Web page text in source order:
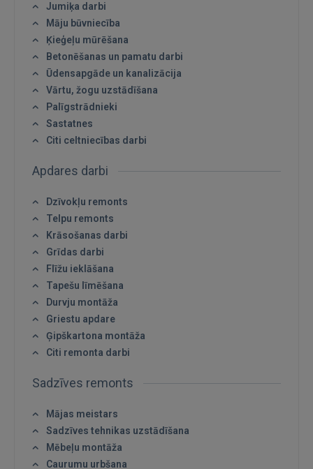
Jumiķa darbi
Māju būvniecība
Ķieģeļu mūrēšana
Betonēšanas un pamatu darbi
Ūdensapgāde un kanalizācija
Vārtu, žogu uzstādīšana
Palīgstrādnieki
Sastatnes
Citi celtniecības darbi
Apdares darbi
Dzīvokļu remonts
Telpu remonts
Krāsošanas darbi
Grīdas darbi
Flīžu ieklāšana
Tapešu līmēšana
Durvju montāža
Griestu apdare
Ģipškartona montāža
Citi remonta darbi
Sadzīves remonts
Mājas meistars
Sadzīves tehnikas uzstādīšana
Mēbeļu montāža
Caurumu urbšana